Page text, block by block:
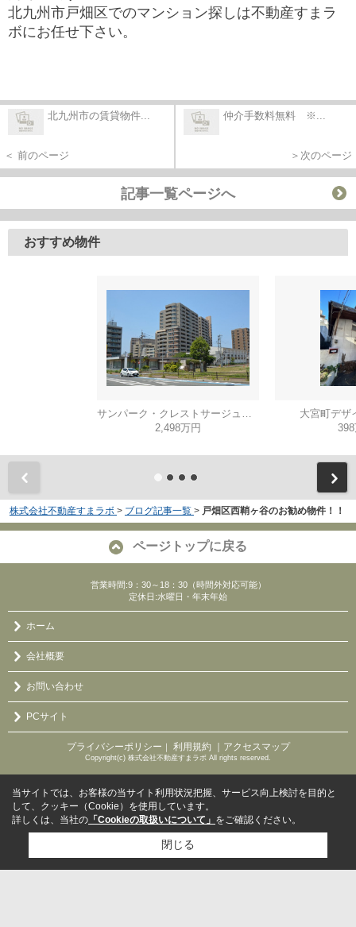
北九州市戸畑区でのマンション探しは不動産すまラ
ボにお任せ下さい。
北九州市の賃貸物件...
＜ 前のページ
仲介手数料無料 ※...
＞次のページ
記事一覧ページへ
おすすめ物件
2,498万円
大宮町デザ
株式会社不動産すまラボ > ブログ記事一覧 > 戸畑区西鞘ヶ谷のお勧め物件！！
ページトップに戻る
営業時間:9：30～18：30（時間外対応可能）
定休日:水曜日・年末年始
ホーム
会社概要
お問い合わせ
PCサイト
プライバシーポリシー ｜ 利用規約 ｜アクセスマップ
Copyright(c) 株式会社不動産すまラボ All rights reserved.
当サイトでは、お客様の当サイト利用状況把握、サービス向上検討を目的と
して、クッキー（Cookie）を使用しています。
詳しくは、当社の 「Cookieの取扱いについて」 をご確認ください。
閉じる